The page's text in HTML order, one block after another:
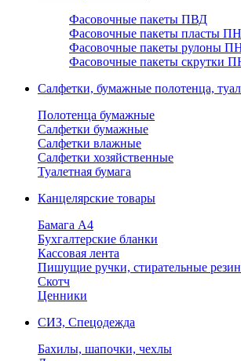
Фасовочные пакеты ПВД
Фасовочные пакеты пласты
Фасовочные пакеты рулоны
Фасовочные пакеты скрутки
Салфетки, бумажные полотенца,
Полотенца бумажные
Салфетки бумажные
Салфетки влажные
Салфетки хозяйственные
Туалетная бумага
Канцелярские товары
Бамага А4
Бухгалтерские бланки
Кассовая лента
Пишущие ручки, стирательные
Скотч
Ценники
СИЗ, Спецодежда
Бахилы, шапочки, чехлы